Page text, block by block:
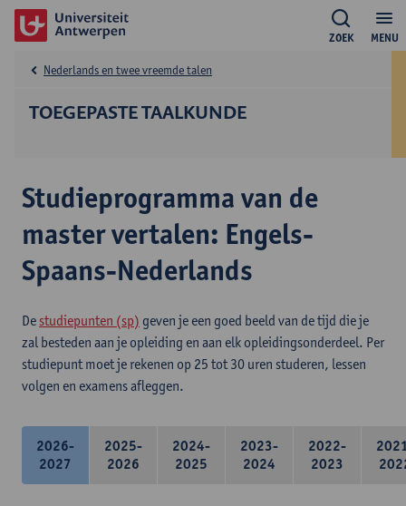
MENU
ZOEK
TOEGEPASTE TAALKUNDE
Nederlands en twee vreemde talen
Studieprogramma van de
master vertalen: Engels-
Spaans-Nederlands
De studiepunten (sp) geven je een goed beeld van de tijd die je
zal besteden aan je opleiding en aan elk opleidingsonderdeel. Per
studiepunt moet je rekenen op 25 tot 30 uren studeren, lessen
volgen en examens afleggen.
2026-
2027
2025-
2026
2024-
2025
2023-
2024
2022-
2023